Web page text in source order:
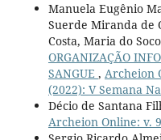
Manuela Eugênio
Suerde Miranda de
Costa, Maria do
ORGANIZAÇÃO
SANGUE , Archeion
(2022): V Semana
Décio de Santana
Archeion Online: v.